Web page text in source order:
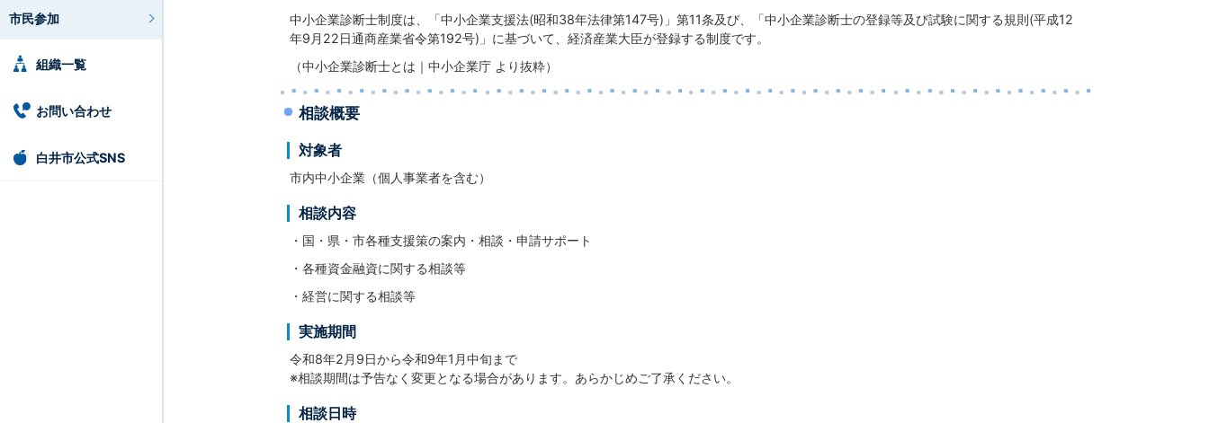
市民参加
組織一覧
お問い合わせ
白井市公式SNS
中小企業診断士制度は、「中小企業支援法(昭和38年法律第147号)」第11条及び、「中小企業診断士の登録等及び試験に関する規則(平成12
年9月22日通商産業省令第192号)」に基づいて、経済産業大臣が登録する制度です。
（中小企業診断士とは｜中小企業庁 より抜粋）
相談概要
対象者
市内中小企業（個人事業者を含む）
相談内容
・国・県・市各種支援策の案内・相談・申請サポート
・各種資金融資に関する相談等
・経営に関する相談等
実施期間
令和8年2月9日から令和9年1月中旬まで
※相談期間は予告なく変更となる場合があります。あらかじめご了承ください。
相談日時